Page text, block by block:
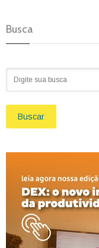
Busca
Buscar